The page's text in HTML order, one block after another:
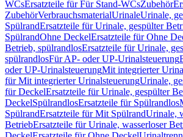
WCsErsatzteile für Für Stand-WCsZubehör
ZubehörVerbrauchsmaterialUrinaleUrinale,
SpülrandErsatzteile für Urinale, gespülter
SpülrandOhne DeckelErsatzteile für Ohne
Betrieb, spülrandlosErsatzteile für Urinale,
spülrandlosFür AP- oder UP-Urinalsteuerung
oder UP-UrinalsteuerungMit integrierter
für Mit integrierter UrinalsteuerungUrinale,
für DeckelErsatzteile für Urinale, gespülter
DeckelSpülrandlosErsatzteile für Spülrandlos
SpülrandErsatzteile für Mit SpülrandUrinale,
BetriebErsatzteile für Urinale, wasserloser